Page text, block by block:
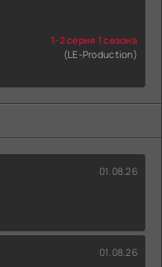
1-2 серия 1 сезона
(LE-Production)
01.08.26
01.08.26